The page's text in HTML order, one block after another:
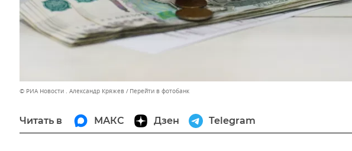
© РИА Новости . Александр Кряжев Перейти в фотобанк
Читать в МАКС Дзен Telegram